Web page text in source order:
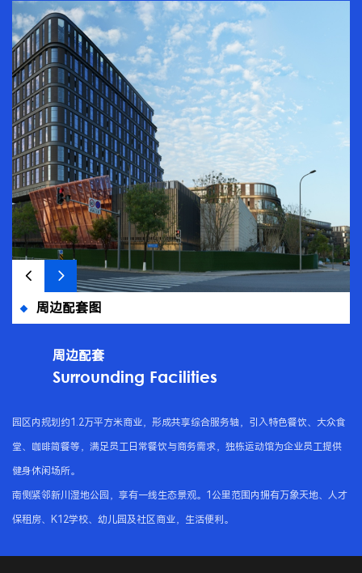
周边配套图
周边配套
Surrounding Facilities
园区内规划约1.2万平方米商业，形成共享综合服务轴，引入特色餐饮、大众食
堂、咖啡简餐等，满足员工日常餐饮与商务需求，独栋运动馆为企业员工提供
健身休闲场所。
南侧紧邻新川湿地公园，享有一线生态景观。1公里范围内拥有万象天地、人才
保租房、K12学校、幼儿园及社区商业，生活便利。